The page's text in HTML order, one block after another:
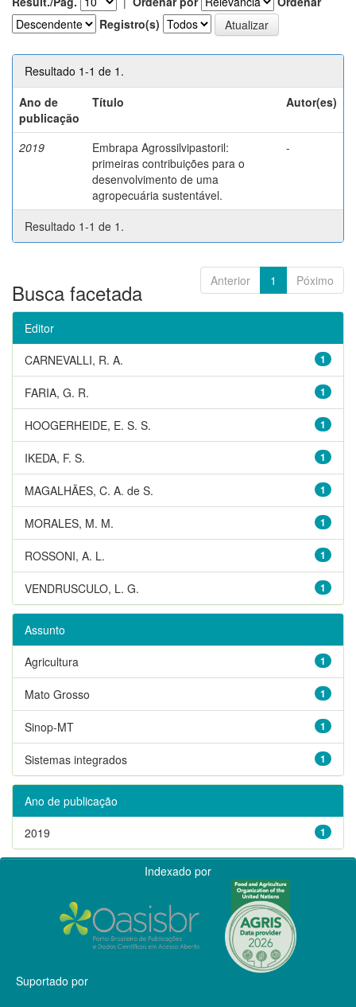
Registro(s)
Resultado 1-1 de 1.
Ano de
publicação
Título Autor(es)
2019
Embrapa Agrossilvipastoril:
primeiras contribuições para o
desenvolvimento de uma
agropecuária sustentável.
-
Resultado 1-1 de 1.
Anterior 1 Póximo
Busca facetada
Editor
1
CARNEVALLI, R. A.
1
FARIA, G. R.
1
HOOGERHEIDE, E. S. S.
1
IKEDA, F. S.
1
MAGALHÃES, C. A. de S.
1
MORALES, M. M.
1
ROSSONI, A. L.
1
VENDRUSCULO, L. G.
Assunto
1
Agricultura
1
Mato Grosso
1
Sinop-MT
1
Sistemas integrados
Ano de publicação
1
2019
Indexado por
Suportado por